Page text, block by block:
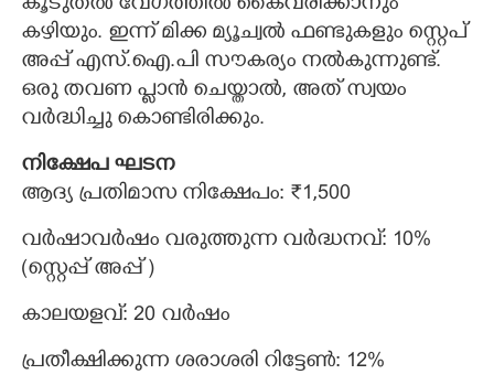
കഴിയും. ഇന്ന് മിക്ക മ്യൂച്വൽ ഫണ്ടുകളും സ്റ്റെപ്
അപ്പ് എസ്.ഐ.പി സൗകര്യം നൽകുന്നുണ്ട്.
ഒരു തവണ പ്ലാൻ ചെയ്താൽ, അത് സ്വയം
വർദ്ധിച്ചു കൊണ്ടിരിക്കും.
നിക്ഷേപ ഘടന
ആദ്യ പ്രതിമാസ നിക്ഷേപം: ₹1,500
വർഷാവർഷം വരുത്തുന്ന വർദ്ധനവ്: 10%
(സ്റ്റെപ്പ് അപ്പ് )
കാലയളവ്: 20 വർഷം
പ്രതീക്ഷിക്കുന്ന ശരാശരി റിട്ടേൺ: 12%